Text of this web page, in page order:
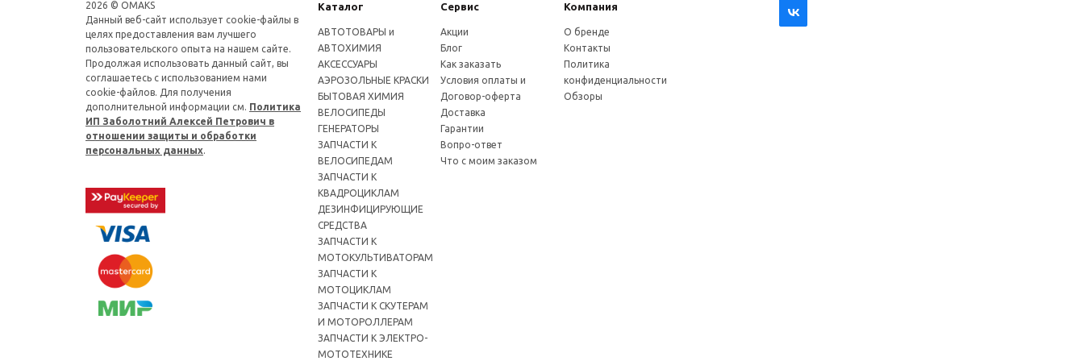
2026 © OMAKS
Данный веб-сайт использует cookie-файлы в
целях предоставления вам лучшего
пользовательского опыта на нашем сайте.
Продолжая использовать данный сайт, вы
соглашаетесь с использованием нами
cookie-файлов. Для получения
дополнительной информации см. Политика
ИП Заболотний Алексей Петрович в
отношении защиты и обработки
персональных данных.
Каталог Сервис Компания
АВТОТОВАРЫ и
АВТОХИМИЯ
АКСЕССУАРЫ
АЭРОЗОЛЬНЫЕ КРАСКИ
БЫТОВАЯ ХИМИЯ
ВЕЛОСИПЕДЫ
ГЕНЕРАТОРЫ
ЗАПЧАСТИ К
ВЕЛОСИПЕДАМ
ЗАПЧАСТИ К
КВАДРОЦИКЛАМ
ДЕЗИНФИЦИРУЮЩИЕ
СРЕДСТВА
ЗАПЧАСТИ К
МОТОКУЛЬТИВАТОРАМ
ЗАПЧАСТИ К
МОТОЦИКЛАМ
ЗАПЧАСТИ К СКУТЕРАМ
И МОТОРОЛЛЕРАМ
ЗАПЧАСТИ К ЭЛЕКТРО-
МОТОТЕХНИКЕ
Акции
Блог
Как заказать
Условия оплаты и
Договор-оферта
Доставка
Гарантии
Вопро-ответ
Что с моим заказом
О бренде
Контакты
Политика
конфиденциальности
Обзоры